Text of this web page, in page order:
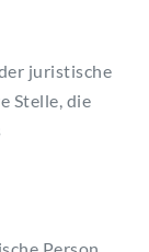
juristische
Stelle, die